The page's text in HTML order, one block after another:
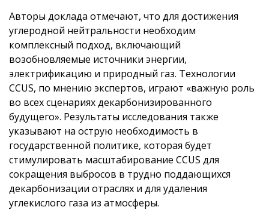
Авторы доклада отмечают, что для достижения
углеродной нейтральности необходим
комплексный подход, включающий
возобновляемые источники энергии,
электрификацию и природный газ. Технологии
CCUS, по мнению экспертов, играют «важную роль
во всех сценариях декарбонизированного
будущего». Результаты исследования также
указывают на острую необходимость в
государственной политике, которая будет
стимулировать масштабирование CCUS для
сокращения выбросов в трудно поддающихся
декарбонизации отраслях и для удаления
углекислого газа из атмосферы.